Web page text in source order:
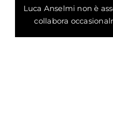
Luca Anselmi non è
collabora